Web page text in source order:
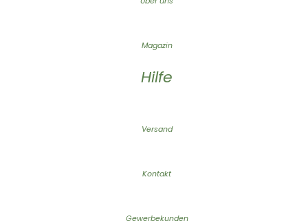
Magazin
Hilfe
Versand
Kontakt
Gewerbekunden